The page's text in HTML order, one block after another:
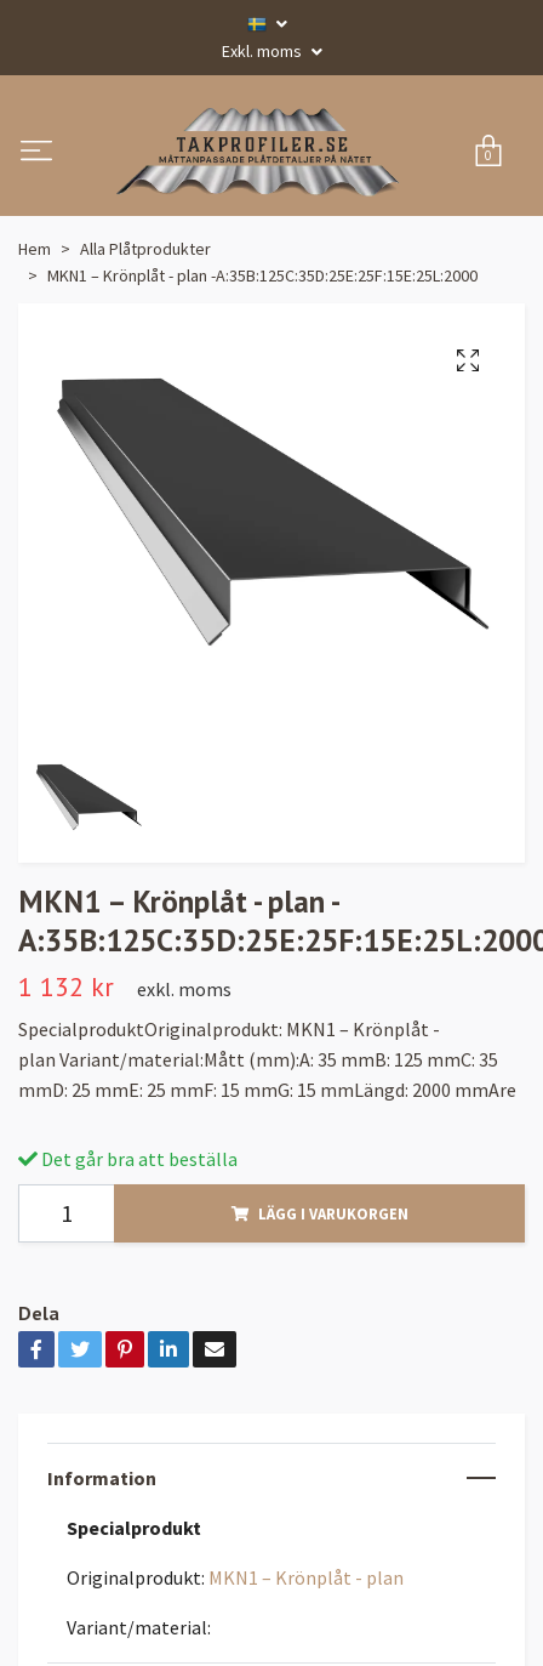
Exkl. moms
0
Hem
Alla Plåtprodukter
MKN1 – Krönplåt - plan -A:35B:125C:35D:25E:25F:15E:25L:2000
MKN1 – Krönplåt - plan -
1 132 kr
exkl. moms
SpecialproduktOriginalprodukt: MKN1 – Krönplåt -
plan Variant/material:Mått (mm):A: 35 mmB: 125 mmC: 35
mmD: 25 mmE: 25 mmF: 15 mmG: 15 mmLängd: 2000 mmAre
Det går bra att beställa
LÄGG I VARUKORGEN
Dela
Information
Specialprodukt
Originalprodukt: MKN1 – Krönplåt - plan
Variant/material: